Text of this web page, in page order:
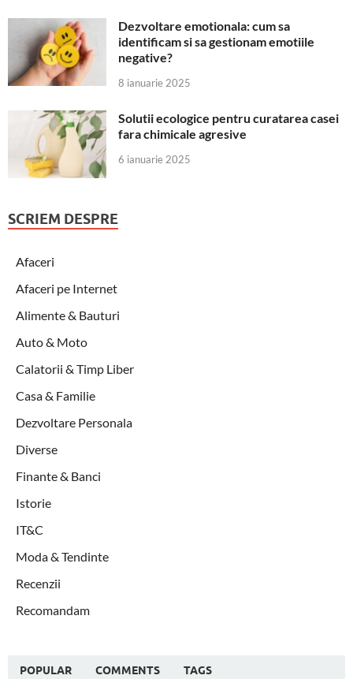
Dezvoltare emotionala: cum sa
identificam si sa gestionam emotiile
negative?
8 ianuarie 2025
Solutii ecologice pentru curatarea casei
fara chimicale agresive
6 ianuarie 2025
SCRIEM DESPRE
Afaceri
Afaceri pe Internet
Alimente & Bauturi
Auto & Moto
Calatorii & Timp Liber
Casa & Familie
Dezvoltare Personala
Diverse
Finante & Banci
Istorie
IT&C
Moda & Tendinte
Recenzii
Recomandam
POPULAR COMMENTS TAGS